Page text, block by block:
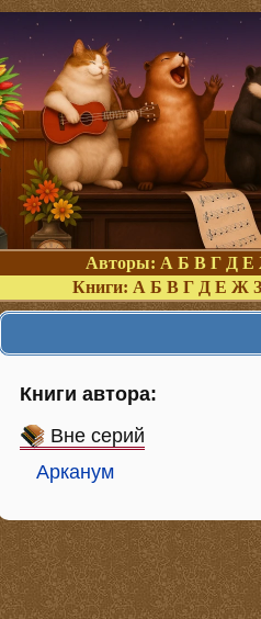
Авторы: А Б В Г Д Е
Книги: А Б В Г Д Е Ж З
Книги автора:
Вне серий
Арканум